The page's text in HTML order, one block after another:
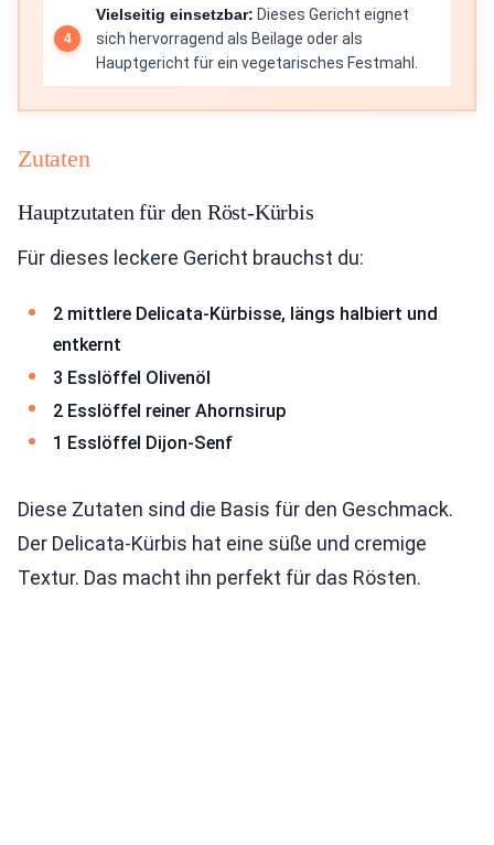
Vielseitig einsetzbar: Dieses Gericht eignet
sich hervorragend als Beilage oder als
Hauptgericht für ein vegetarisches Festmahl.
Zutaten
Hauptzutaten für den Röst-Kürbis
Für dieses leckere Gericht brauchst du:
2 mittlere Delicata-Kürbisse, längs halbiert und
entkernt
3 Esslöffel Olivenöl
2 Esslöffel reiner Ahornsirup
1 Esslöffel Dijon-Senf
Diese Zutaten sind die Basis für den Geschmack.
Der Delicata-Kürbis hat eine süße und cremige
Textur. Das macht ihn perfekt für das Rösten.